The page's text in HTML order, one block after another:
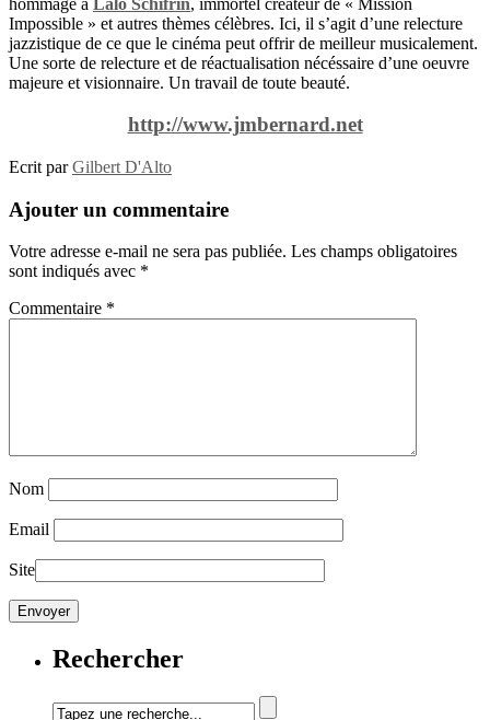
Impossible » et autres thèmes célèbres. Ici, il s’agit d’une relecture
jazzistique de ce que le cinéma peut offrir de meilleur musicalement.
Une sorte de relecture et de réactualisation nécéssaire d’une oeuvre
majeure et visionnaire. Un travail de toute beauté.
http://www.jmbernard.net
Ecrit parGilbert D'Alto
Ajouter un commentaire
Votre adresse e-mail ne sera pas publiée. Les champs obligatoires
sont indiqués avec *
Commentaire *
Nom
Email
Site
Rechercher